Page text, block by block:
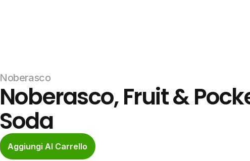
Noberasco
Noberasco, Fruit &
Soda
Aggiungi Al Carrello